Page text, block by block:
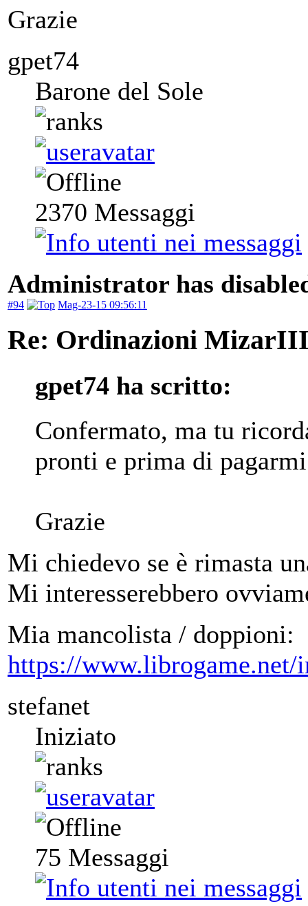
Grazie
gpet74
Barone del Sole
2370 Messaggi
Administrator has
#94 Mag-23-15 09:56:11
Re: Ordinazioni
gpet74 ha scritto:
Confermato, ma tu
pronti e prima di
Grazie
Mi chiedevo se è rimasta
Mi interesserebbero
Mia mancolista / doppioni:
https://
stefanet
Iniziato
75 Messaggi